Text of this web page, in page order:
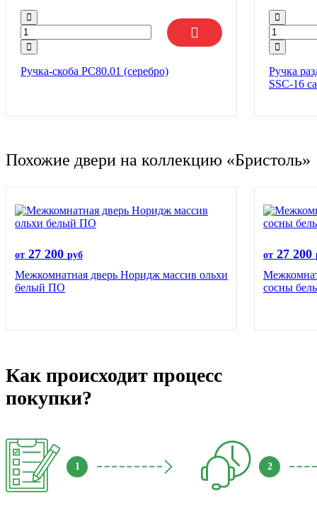
Ручка-скоба РС80.01 (серебро)
Ручка
SSC-16
Похожие двери на коллекцию «Бристоль»
от 27 200 руб
Межкомнатная дверь Норидж массив ольхи
белый ПО
от 27 200
сосны
Как происходит процесс
покупки?
1 2